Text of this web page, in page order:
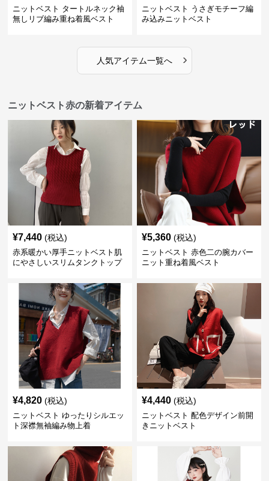
ニットベスト タートルネック袖
無しリブ編み重ね着風ベスト
ニットベスト うさぎモチーフ編
み込みニットベスト
人気アイテム一覧へ ›
ニットベスト赤の新着アイテム
¥7,440 (税込)
赤系暖かい厚手ニットベスト肌
にやさしいスリムタンクトップ
¥5,360 (税込)
ニットベスト 赤色二の腕カバー
ニット重ね着風ベスト
¥4,820 (税込)
ニットベスト ゆったりシルエッ
ト深襟無袖編み物上着
¥4,440 (税込)
ニットベスト 配色デザイン前開
きニットベスト